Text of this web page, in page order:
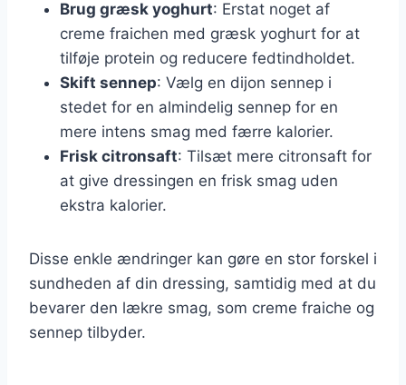
Brug græsk yoghurt: Erstat noget af
creme fraichen med græsk yoghurt for at
tilføje protein og reducere fedtindholdet.
Skift sennep: Vælg en dijon sennep i
stedet for en almindelig sennep for en
mere intens smag med færre kalorier.
Frisk citronsaft: Tilsæt mere citronsaft for
at give dressingen en frisk smag uden
ekstra kalorier.
Disse enkle ændringer kan gøre en stor forskel i
sundheden af din dressing, samtidig med at du
bevarer den lækre smag, som creme fraiche og
sennep tilbyder.